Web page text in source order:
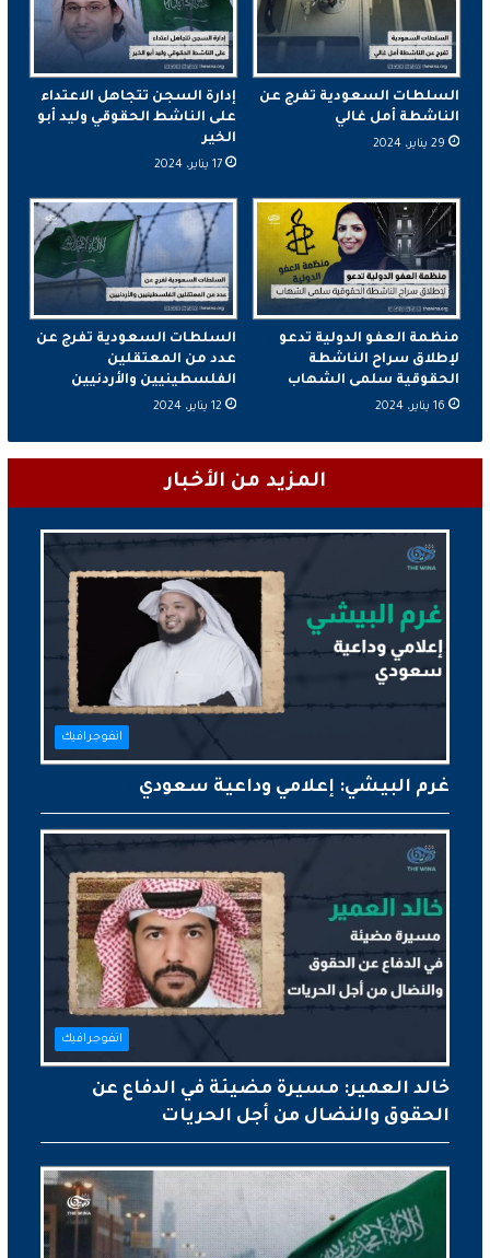
السلطات السعودية تفرج عن
الناشطة أمل غالي
29 يناير، 2024
إدارة السجن تتجاهل الاعتداء
على الناشط الحقوقي وليد أبو
الخير
17 يناير، 2024
منظمة العفو الدولية تدعو
لإطلاق سراح الناشطة
الحقوقية سلمى الشهاب
16 يناير، 2024
السلطات السعودية تفرج عن
عدد من المعتقلين
الفلسطينيين والأردنيين
12 يناير، 2024
المزيد من الأخبار
انفوجرافيك
غرم البيشي: إعلامي وداعية سعودي
انفوجرافيك
خالد العمير: مسيرة مضيئة في الدفاع عن
الحقوق والنضال من أجل الحريات